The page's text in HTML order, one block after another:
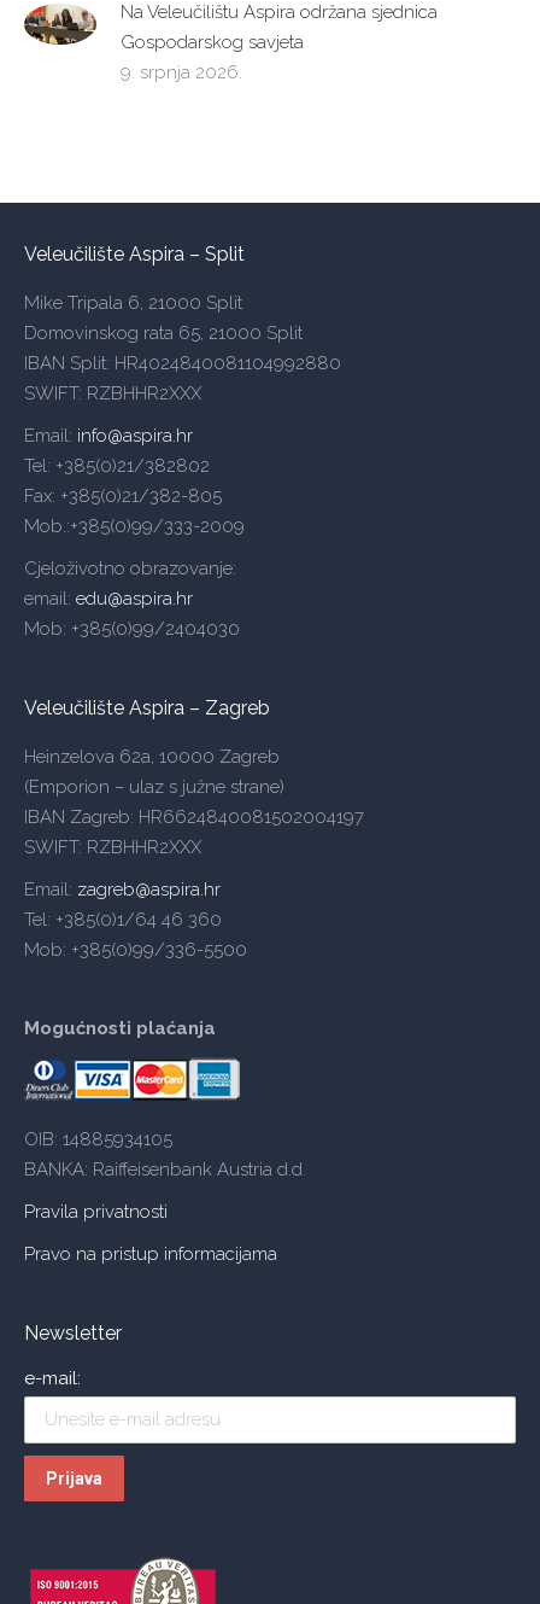
Na Veleučilištu Aspira održana sjednica
Gospodarskog savjeta
9. srpnja 2026.
Veleučilište Aspira – Split
Mike Tripala 6, 21000 Split
Domovinskog rata 65, 21000 Split
IBAN Split: HR4024840081104992880
SWIFT: RZBHHR2XXX
Email: info@aspira.hr
Tel: +385(0)21/382802
Fax: +385(0)21/382-805
Mob.:+385(0)99/333-2009
Cjeloživotno obrazovanje:
email: edu@aspira.hr
Mob: +385(0)99/2404030
Veleučilište Aspira – Zagreb
Heinzelova 62a, 10000 Zagreb
(Emporion – ulaz s južne strane)
IBAN Zagreb: HR6624840081502004197
SWIFT: RZBHHR2XXX
Email: zagreb@aspira.hr
Tel: +385(0)1/64 46 360
Mob: +385(0)99/336-5500
Mogućnosti plaćanja
OIB: 14885934105
BANKA: Raiffeisenbank Austria d.d.
Pravila privatnosti
Pravo na pristup informacijama
Newsletter
e-mail: